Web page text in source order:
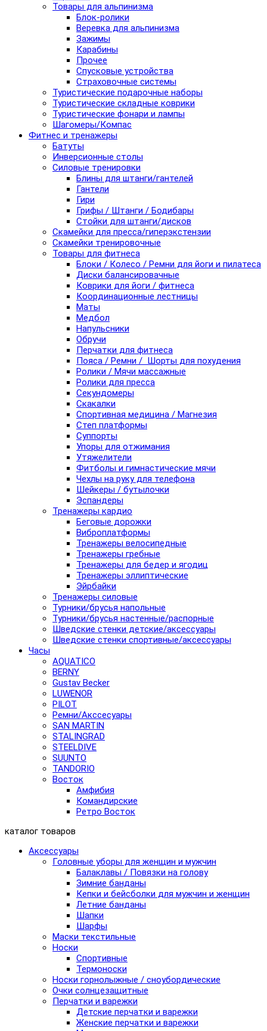
Товары для альпинизма
Блок-ролики
Веревка для альпинизма
Зажимы
Карабины
Прочее
Спусковые устройства
Страховочные системы
Туристические подарочные наборы
Туристические складные коврики
Туристические фонари и лампы
Шагомеры/Компас
Фитнес и тренажеры
Батуты
Инверсионные столы
Силовые тренировки
Блины для штанги/гантелей
Гантели
Гири
Грифы / Штанги / Бодибары
Стойки для штанги/дисков
Скамейки для пресса/гиперэкстензии
Скамейки тренировочные
Товары для фитнеса
Блоки / Колесо / Ремни для йоги и пилатеса
Диски балансировачные
Коврики для йоги / фитнеса
Координационные лестницы
Маты
Медбол
Напульсники
Обручи
Перчатки для фитнеса
Пояса / Ремни / Шорты для похудения
Ролики / Мячи массажные
Ролики для пресса
Секундомеры
Скакалки
Спортивная медицина / Магнезия
Степ платформы
Суппорты
Упоры для отжимания
Утяжелители
Фитболы и гимнастические мячи
Чехлы на руку для телефона
Шейкеры / бутылочки
Эспандеры
Тренажеры кардио
Беговые дорожки
Виброплатформы
Тренажеры велосипедные
Тренажеры гребные
Тренажеры для бедер и ягодиц
Тренажеры эллиптические
Эйрбайки
Тренажеры силовые
Турники/брусья напольные
Турники/брусья настенные/распорные
Шведские стенки детские/аксессуары
Шведские стенки спортивные/аксессуары
Часы
AQUATICO
BERNY
Gustav Becker
LUWENOR
PILOT
Pемни/Акссесуары
SAN MARTIN
STALINGRAD
STEELDIVE
SUUNTO
TANDORIO
Восток
Амфибия
Командирские
Ретро Восток
каталог товаров
Аксессуары
Головные уборы для женщин и мужчин
Балаклавы / Повязки на голову
Зимние банданы
Кепки и бейсболки для мужчин и женщин
Летние банданы
Шапки
Шарфы
Маски текстильные
Носки
Спортивные
Термоноски
Носки горнолыжные / сноубордические
Очки солнцезащитные
Перчатки и варежки
Детские перчатки и варежки
Женские перчатки и варежки